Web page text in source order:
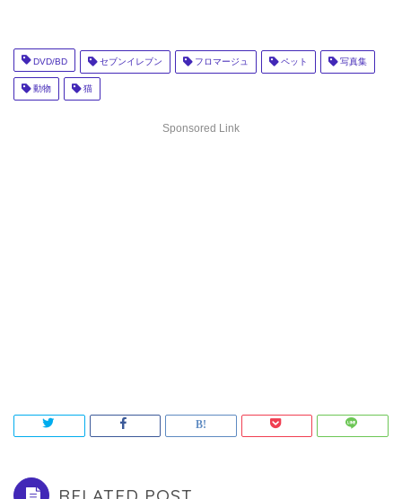
DVD/BD セブンイレブン フロマージュ ペット 写真集
動物 猫
Sponsored Link